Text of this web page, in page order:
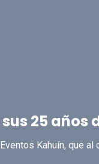
25 años
Kahuín, que al